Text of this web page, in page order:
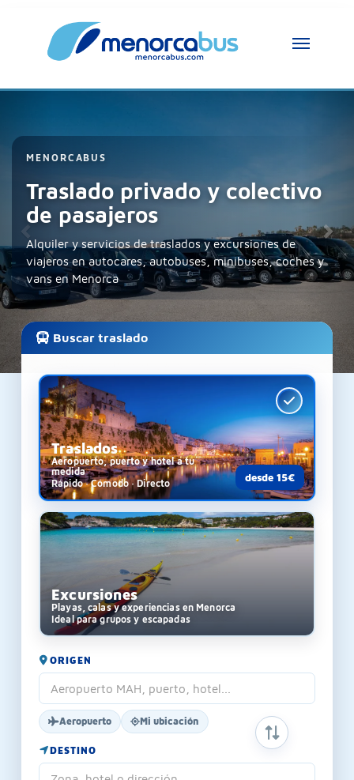
MENORCABUS
Traslado privado y colectivo
de pasajeros
Alquiler y servicios de traslados y excursiones de
viajeros en autocares, autobuses, minibuses, coches y
vans en Menorca
Buscar traslado
Traslados
Aeropuerto, puerto y hotel a tu
medida
Rápido · Cómodo · Directo
desde 15€
Excursiones
Playas, calas y experiencias en Menorca
Ideal para grupos y escapadas
ORIGEN
Aeropuerto Mi ubicación
DESTINO
Hola, soy el asistente de MenorcaBus. ¿En
qué puedo ayudarte?